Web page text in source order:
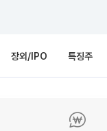
장외/IPO 특징주